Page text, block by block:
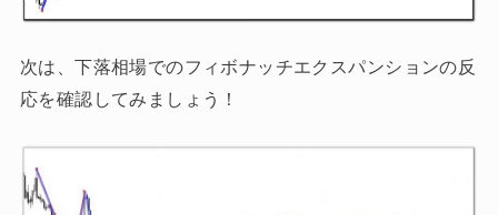
次は、下落相場でのフィボナッチエクスパンションの反
応を確認してみましょう！